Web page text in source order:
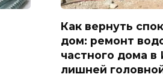
Как вернуть
дом: ремонт
частного дома в
лишней